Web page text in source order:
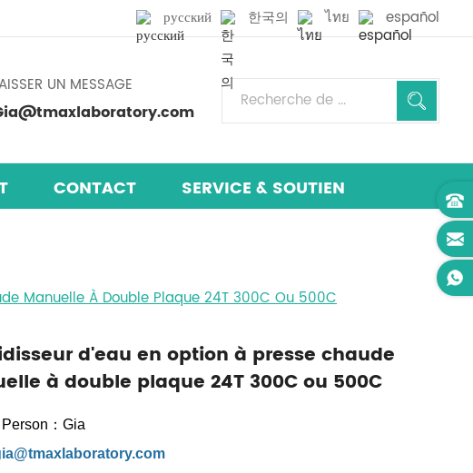
русский 한국의 ไทย español
UN MESSAGE
CONTACT SERVICE & SOUTIEN
Manuelle À Double Plaque 24T 300C Ou 500C
d'eau en option à presse chaude
à double plaque 24T 300C ou 500C
：Gia